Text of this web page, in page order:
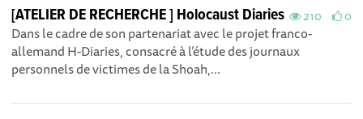
210 0
[ATELIER DE RECHERCHE ] Holocaust Diaries
Dans le cadre de son partenariat avec le projet franco-
allemand H-Diaries , consacré à l’étude des journaux
personnels de victimes de la Shoah,...